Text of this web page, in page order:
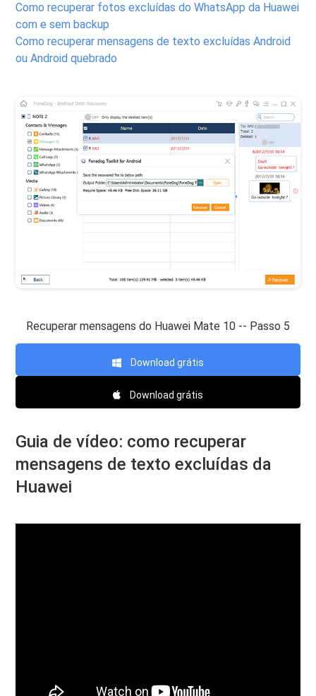
Como recuperar fotos excluídas do WhatsApp da Huawei
com e sem backup
Como recuperar mensagens de texto excluídas Android
ou Android quebrado
Recuperar mensagens do Huawei Mate 10 -- Passo 5
Download grátis
Download grátis
Guia de vídeo: como recuperar
mensagens de texto excluídas da
Huawei